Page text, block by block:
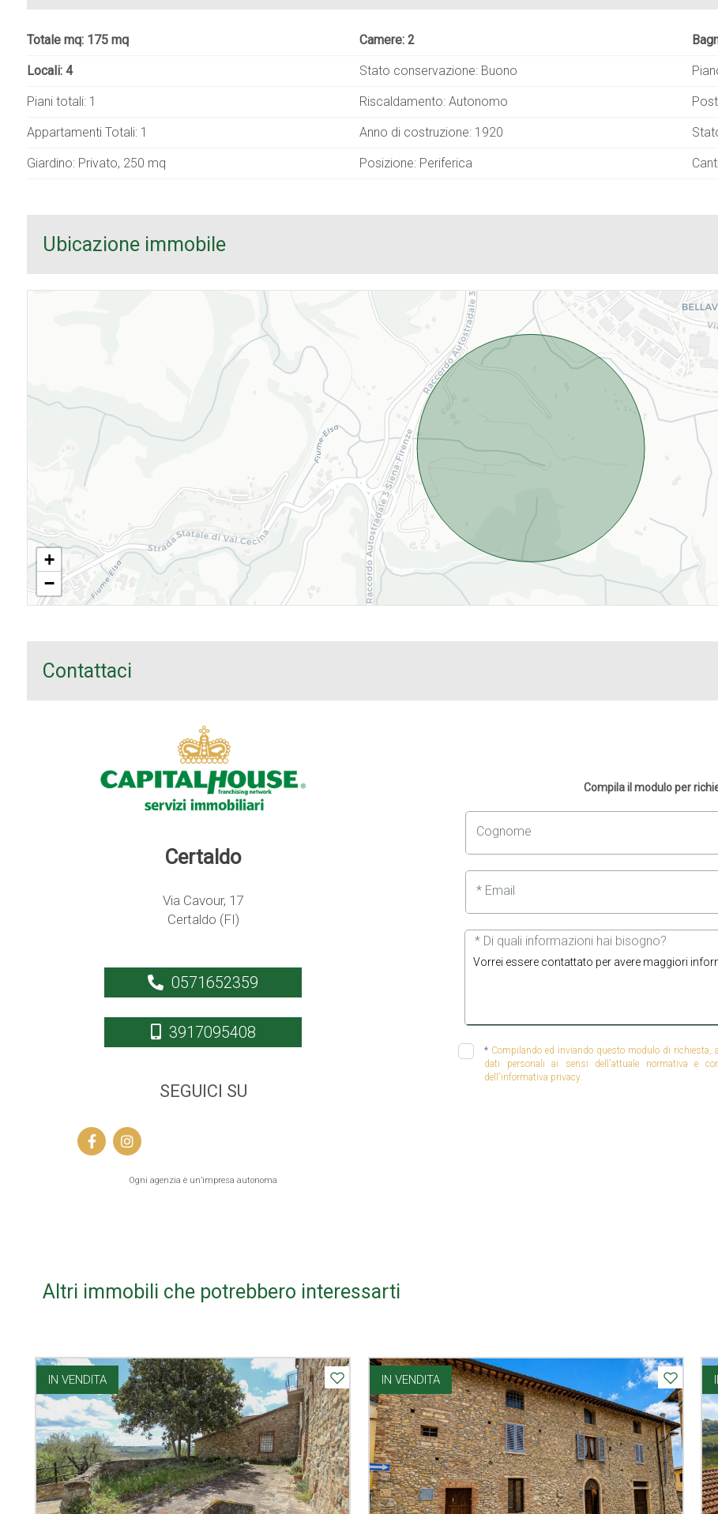
Totale mq: 175 mq Camere: 2
Locali: 4 Stato conservazione: Buono
Piani totali: 1 Riscaldamento: Autonomo
Appartamenti Totali: 1 Anno di costruzione: 1920
Giardino: Privato, 250 mq Posizione: Periferica
Ubicazione immobile
+
−
Contattaci
Certaldo
Via Cavour, 17
Certaldo (FI)
0571652359
3917095408
SEGUICI SU
Ogni agenzia è un’impresa autonoma
Compila il modulo per
Cognome
* Email
* Di quali informazioni hai bisogno?
* Compilando ed inviando questo modulo di richiesta,
dati personali ai sensi dell'attuale normativa e
dell'informativa privacy.
Altri immobili che potrebbero interessarti
IN VENDITA IN VENDITA